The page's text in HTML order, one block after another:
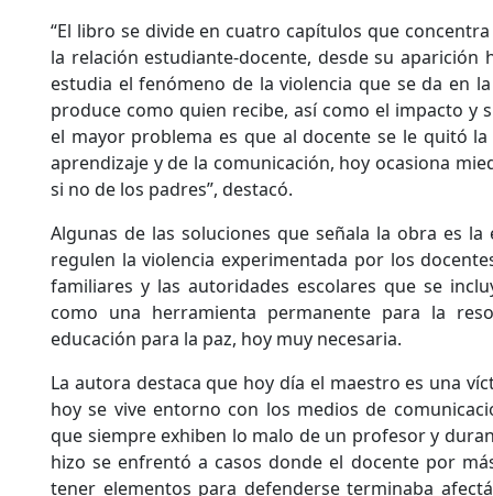
“El libro se divide en cuatro capítulos que
la relación estudiante-docente, desde su aparición
estudia el fenómeno de la violencia que se da en
produce como quien recibe, así como el impacto y
el mayor problema es que al docente se le quitó
aprendizaje y de la comunicación, hoy ocasiona
si no de los padres”, destacó.
Algunas de las soluciones que señala la obra es
regulen la violencia experimentada por los
familiares y las autoridades escolares que se
como una herramienta permanente para la
educación para la paz, hoy muy necesaria.
La autora destaca que hoy día el maestro es una
hoy se vive entorno con los medios de
que siempre exhiben lo malo de un profesor y
hizo se enfrentó a casos donde el docente por
tener elementos para defenderse terminaba